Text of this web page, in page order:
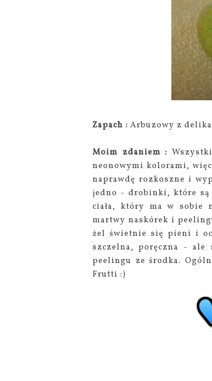
Zapach : Arbuzowy z
Moim zdaniem :
neonowymi kolorami,
naprawdę rozkoszne i
jedno - drobinki, które są
ciała, który ma w sobie
martwy naskórek i
żel świetnie się pieni i
szczelna, poręczna - ale
peelingu ze środka.
Frutti :)